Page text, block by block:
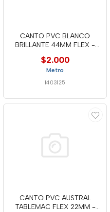
CANTO PVC BLANCO
BRILLANTE 44MM FLEX -
$2.000
Metro
1403125
CANTO PVC AUSTRAL
TABLEMAC FLEX 22MM -